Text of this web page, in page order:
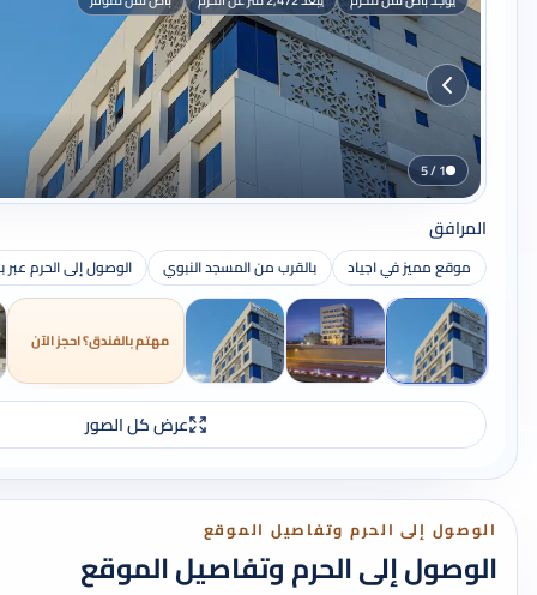
1 / 5
المرافق
موقع مميز في اجياد بالقرب من المسجد النبوي الوصول إلى الحرم
مهتم بالفندق؟ احجز الآن
عرض كل الصور
الوصول إلى الحرم وتفاصيل الموقع
الوصول إلى الحرم وتفاصيل الموقع